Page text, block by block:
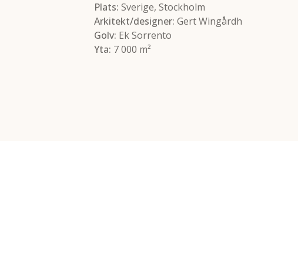
Plats: Sverige, Stockholm
Arkitekt/designer: Gert Wingårdh
Golv: Ek Sorrento
Yta: 7 000 m²